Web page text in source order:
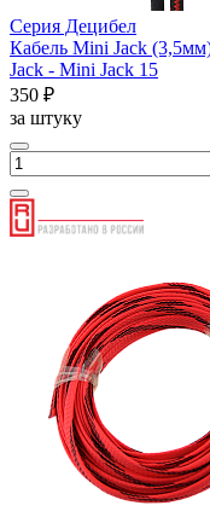
Серия Децибел
Кабель Mini Jack
Jack - Mini Jack 15
350 ₽
за штуку